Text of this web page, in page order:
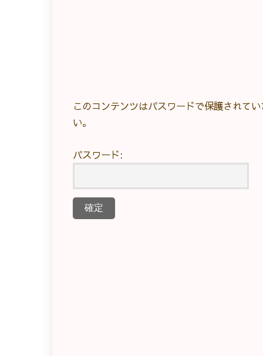
このコンテンツはパスワードで保護されて
い。
パスワード: